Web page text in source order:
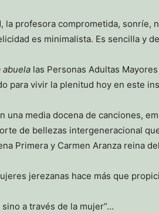
la profesora comprometida,
es minimalista. Es sencilla y
abuela las Personas Adultas
para vivir la plenitud hoy en este
una media docena de canciones,
de bellezas intergeneracional
Primera y Carmen Aranza reina
jerezanas hace más que
a través de la mujer”…